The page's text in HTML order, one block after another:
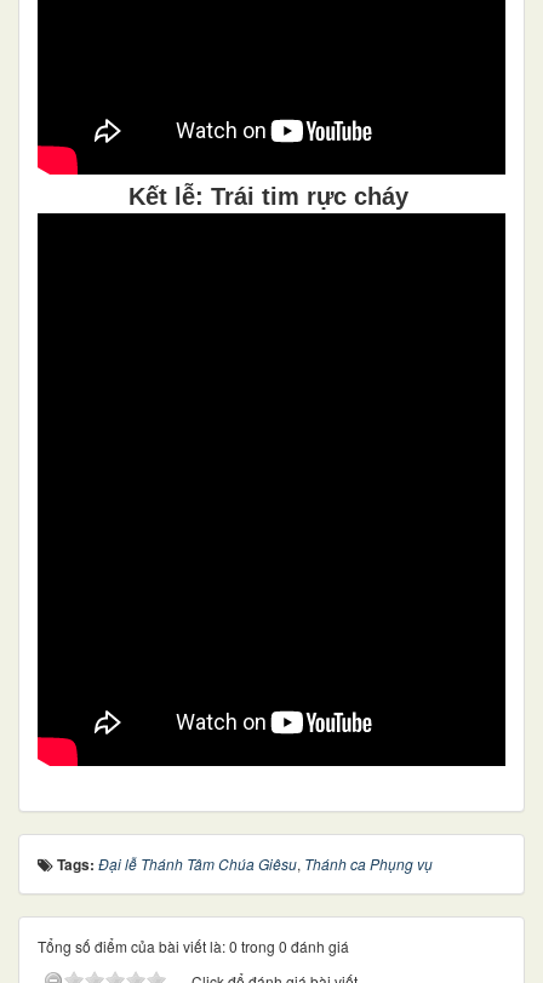
Kết lễ: Trái tim rực cháy
Tags: Đại lễ Thánh Tâm Chúa Giêsu, Thánh ca Phụng vụ
Tổng số điểm của bài viết là: 0 trong 0 đánh giá